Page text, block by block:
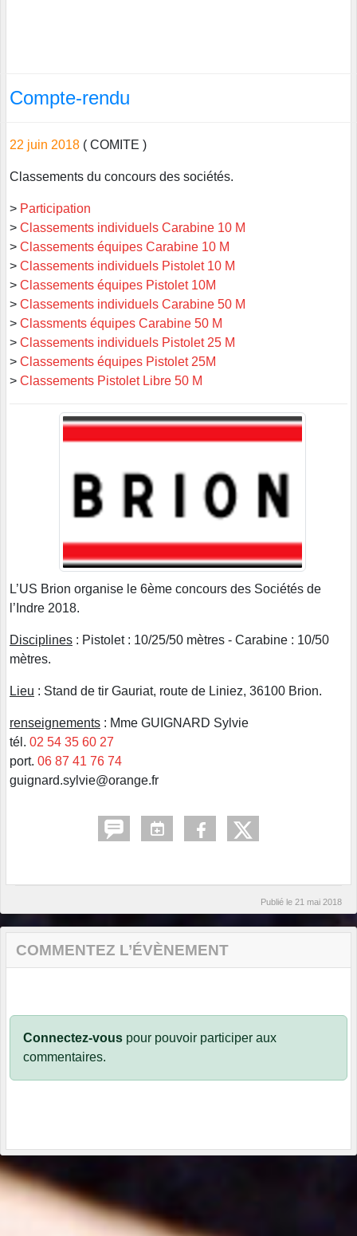
Compte-rendu
22 juin 2018 ( COMITE )
Classements du concours des sociétés.
> Participation
> Classements individuels Carabine 10 M
> Classements équipes Carabine 10 M
> Classements individuels Pistolet 10 M
> Classements équipes Pistolet 10M
> Classements individuels Carabine 50 M
> Classments équipes Carabine 50 M
> Classements individuels Pistolet 25 M
> Classements équipes Pistolet 25M
> Classements Pistolet Libre 50 M
L’US Brion organise le 6ème concours des Sociétés de
l’Indre 2018.
Disciplines : Pistolet : 10/25/50 mètres - Carabine : 10/50
mètres.
Lieu : Stand de tir Gauriat, route de Liniez, 36100 Brion.
renseignements : Mme GUIGNARD Sylvie
tél. 02 54 35 60 27
port. 06 87 41 76 74
guignard.sylvie@orange.fr
Publié le 21 mai 2018
COMMENTEZ L’ÉVÈNEMENT
Connectez-vous pour pouvoir participer aux
commentaires.